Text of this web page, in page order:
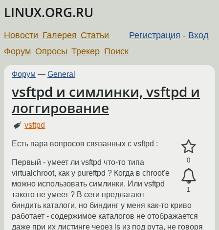
LINUX.ORG.RU
Регистрация - Вход
Новости Галерея Статьи
Форум Опросы Трекер Поиск
Форум — General
vsftpd и симлинки, vsftpd и
логгирование
vsftpd
0
1
Есть пара вопросов связанных с vsftpd :
Первый - умеет ли vsftpd что-то типа
virtualchroot, как у pureftpd ? Когда в chroot'e
можно использовать симлинки. Или vsftpd
такого не умеет ? В сети предлагают
биндить каталоги, но биндинг у меня как-то криво
работает - содержимое каталогов не отображается
даже при их листинге через ls из под рута, не говоря